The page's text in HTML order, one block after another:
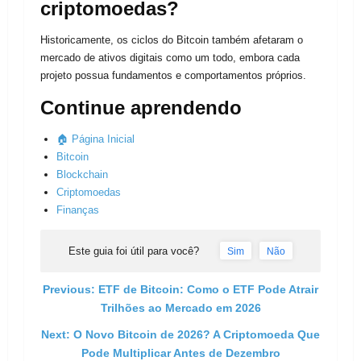
criptomoedas?
Historicamente, os ciclos do Bitcoin também afetaram o
mercado de ativos digitais como um todo, embora cada
projeto possua fundamentos e comportamentos próprios.
Continue aprendendo
🏠 Página Inicial
Bitcoin
Blockchain
Criptomoedas
Finanças
Este guia foi útil para você? Sim Não
Post navigation
Previous: ETF de Bitcoin: Como o ETF Pode Atrair
Trilhões ao Mercado em 2026
Next: O Novo Bitcoin de 2026? A Criptomoeda Que
Pode Multiplicar Antes de Dezembro